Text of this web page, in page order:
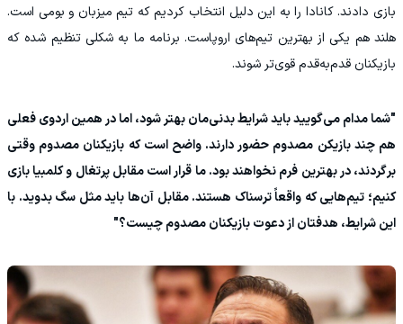
بازی دادند. کانادا را به این دلیل انتخاب کردیم که تیم میزبان و بومی است.
هلند هم یکی از بهترین تیم‌های اروپاست. برنامه ما به شکلی تنظیم شده که
بازیکنان قدم‌به‌قدم قوی‌تر شوند.
"شما مدام می‌گویید باید شرایط بدنی‌مان بهتر شود، اما در همین اردوی فعلی
هم چند بازیکن مصدوم حضور دارند. واضح است که بازیکنان مصدوم وقتی
برگردند، در بهترین فرم نخواهند بود. ما قرار است مقابل پرتغال و کلمبیا بازی
کنیم؛ تیم‌هایی که واقعاً ترسناک هستند. مقابل آن‌ها باید مثل سگ بدوید. با
این شرایط، هدفتان از دعوت بازیکنان مصدوم چیست؟"